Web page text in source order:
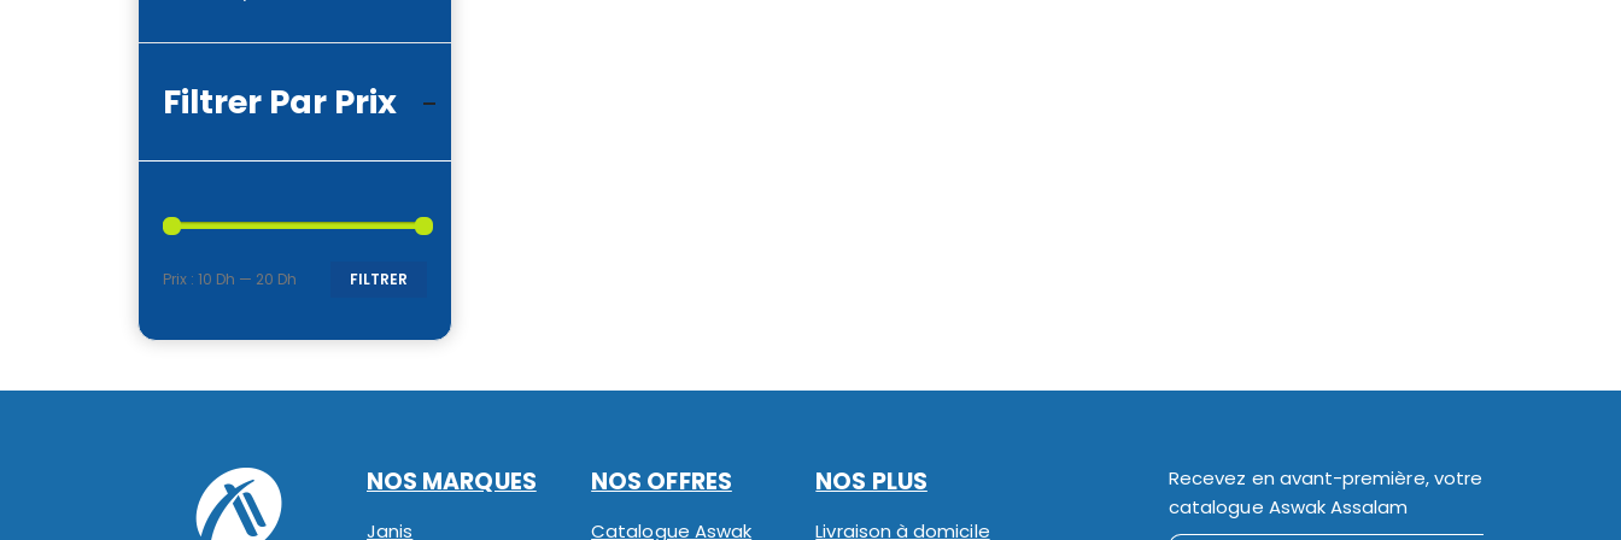
Filtrer Par Prix
FILTRER
Prix : 10 Dh — 20 Dh
NOS MARQUES
Janis
NOS OFFRES
Catalogue Aswak
NOS PLUS
Livraison à domicile
Recevez en avant-première, votre
catalogue Aswak Assalam